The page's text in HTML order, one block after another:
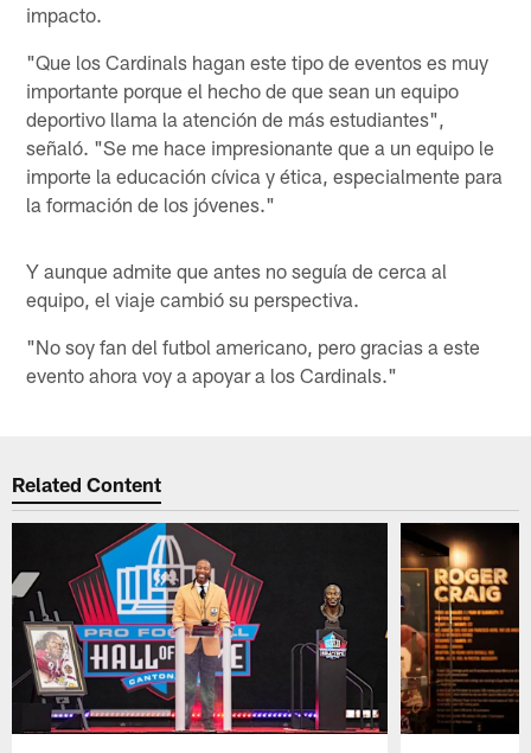
impacto.
"Que los Cardinals hagan este tipo de eventos es muy
importante porque el hecho de que sean un equipo
deportivo llama la atención de más estudiantes",
señaló. "Se me hace impresionante que a un equipo le
importe la educación cívica y ética, especialmente para
la formación de los jóvenes."
Y aunque admite que antes no seguía de cerca al
equipo, el viaje cambió su perspectiva.
"No soy fan del futbol americano, pero gracias a este
evento ahora voy a apoyar a los Cardinals."
Related Content